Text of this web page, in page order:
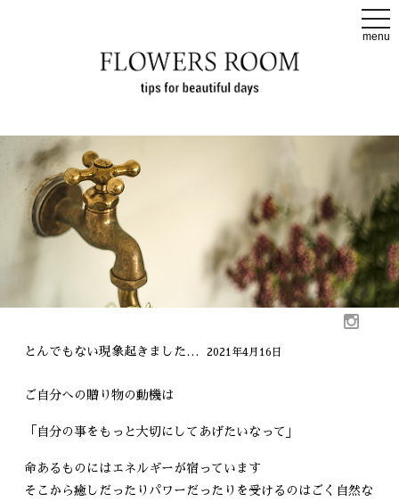
t
o
g
i
o
menu
とんでもない現象起きました… 2021年4月16日
ご自分への贈り物の動機は
「自分の事をもっと大切にしてあげたいなって」
命あるものにはエネルギーが宿っています
そこから癒しだったりパワーだったりを受けるのはごく自然な